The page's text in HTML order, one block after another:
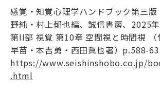
感覚・知覚心理学ハンドブック第三
野純・村上郁也編、誠信書房、2025年
第II部 視覚 第10章 空間視と時間視 （
早苗・本吉勇・西田眞也著）p.588-
https://www.seishinshobo.co.jp/
.html